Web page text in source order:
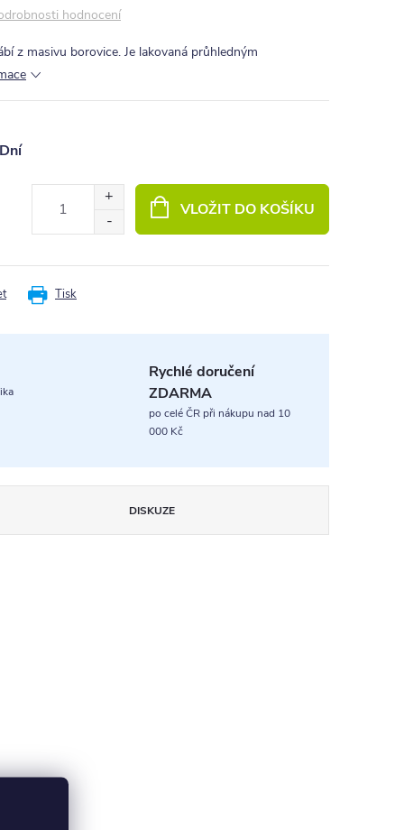
hodnocení
z masivu borovice. Je lakovaná průhledným
VLOŽIT DO KOŠÍKU
Tisk
Rychlé doručení
ZDARMA
po celé ČR při nákupu nad 10
000 Kč
DISKUZE